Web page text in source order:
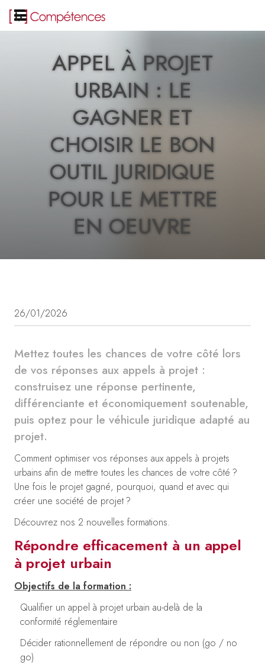
APPEL À PROJET
URBAIN : LE
GAGNER ET
CHOISIR LE BON
OUTIL JURIDIQUE
POUR LE METTRE
EN OEUVRE
26/01/2026
Mettez toutes les chances de votre côté lors
de vos réponses aux appels à projet :
construisez une réponse pertinente,
différenciante et économiquement soutenable,
puis optez pour le véhicule juridique adapté au
projet.
Comment optimiser vos réponses aux appels à projets
urbains afin de mettre toutes les chances de votre côté ?
Une fois le projet gagné, pourquoi, quand et avec qui
créer une société de projet ?
Découvrez nos 2 nouvelles formations.
Répondre efficacement à un appel
à projet urbain
Objectifs de la formation :
Qualifier un appel à projet urbain au-delà de la
conformité réglementaire
Décider rationnellement de répondre ou non (go / no
go)